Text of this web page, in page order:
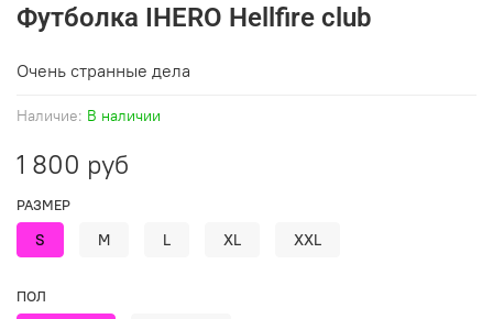
Наличие: В наличии
Футболка IHERO Hellfire club
1 800 руб
РАЗМЕР
S M L XL XXL
ПОЛ
Очень странные дела